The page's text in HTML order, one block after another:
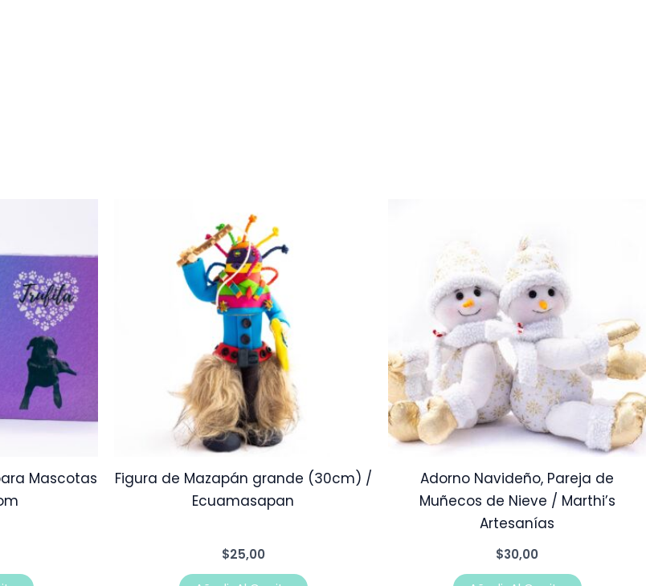
Mascotas
Figura de Mazapán grande (30cm) /
Ecuamasapan
$25,00
Adorno Navideño, Pareja de
Muñecos de Nieve / Marthi’s
Artesanías
$30,00